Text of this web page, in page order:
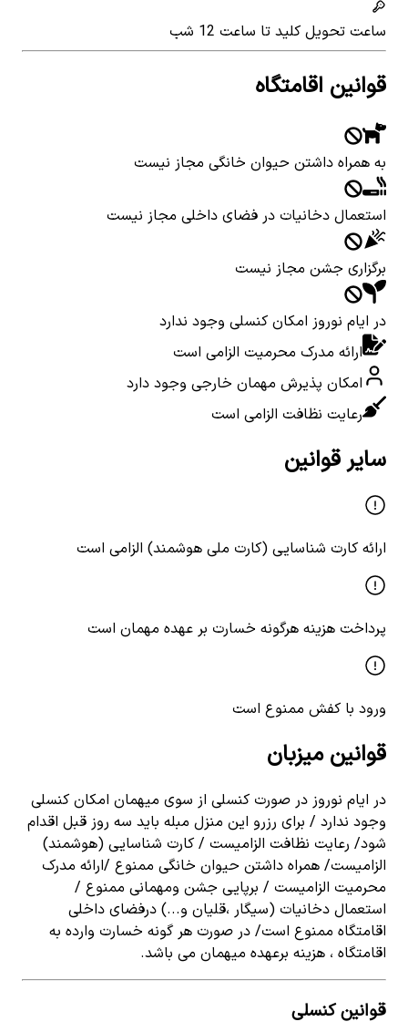
ساعت تحویل کلید تا ساعت 12 شب
قوانین اقامتگاه
به همراه داشتن حیوان خانگی مجاز نیست
استعمال دخانیات در فضای داخلی مجاز نیست
برگزاری جشن مجاز نیست
در ایام نوروز امکان کنسلی وجود ندارد
ارائه مدرک محرمیت الزامی است
امکان پذیرش مهمان خارجی وجود دارد
رعایت نظافت الزامی است
سایر قوانین
ارائه کارت شناسایی (کارت ملی هوشمند) الزامی است
پرداخت هزینه هرگونه خسارت بر عهده مهمان است
ورود با کفش ممنوع است
قوانین میزبان
در ایام نوروز در صورت کنسلی از سوی میهمان امکان کنسلی
وجود ندارد / برای رزرو این منزل مبله باید سه روز قبل اقدام
شود/ رعایت نظافت الزامیست / کارت شناسایی (هوشمند)
الزامیست/ همراه داشتن حیوان خانگی ممنوع /ارائه مدرک
محرمیت الزامیست / برپایی جشن ومهمانی ممنوع /
استعمال دخانیات (سیگار ،قلیان و...) درفضای داخلی
اقامتگاه ممنوع است/ در صورت هر گونه خسارت وارده به
اقامتگاه ، هزینه برعهده میهمان می باشد.
قوانین کنسلی